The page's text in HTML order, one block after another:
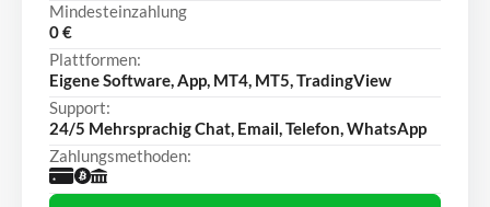
Mindesteinzahlung
0 €
Plattformen:
Eigene Software, App, MT4, MT5, TradingView
Support:
24/5 Mehrsprachig Chat, Email, Telefon, WhatsApp
Zahlungsmethoden: